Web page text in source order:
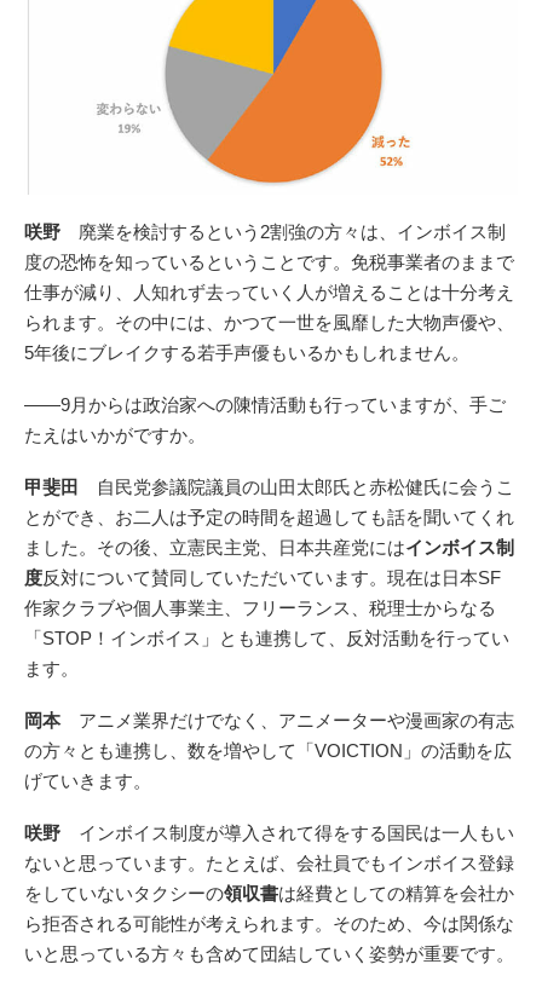
咲野 廃業を検討するという2割強の方々は、インボイス制
度の恐怖を知っているということです。免税事業者のままで
仕事が減り、人知れず去っていく人が増えることは十分考え
られます。その中には、かつて一世を風靡した大物声優や、
5年後にブレイクする若手声優もいるかもしれません。
――9月からは政治家への陳情活動も行っていますが、手ご
たえはいかがですか。
甲斐田
自民党参議院議員の山田太郎氏と赤松健氏に会うこ
とができ、お二人は予定の時間を超過しても話を聞いてくれ
ました。その後、立憲民主党、日本共産党にはインボイス制
度反対について賛同していただいています。現在は日本SF
作家クラブや個人事業主、フリーランス、税理士からなる
「STOP！インボイス」とも連携して、反対活動を行ってい
ます。
岡本アニメ業界だけでなく、アニメーターや漫画家の有志
の方々とも連携し、数を増やして「VOICTION」の活動を広
げていきます。
咲野 インボイス制度が導入されて得をする国民は一人もい
ないと思っています。たとえば、会社員でもインボイス登録
をしていないタクシーの領収書は経費としての精算を会社か
ら拒否される可能性が考えられます。そのため、今は関係な
いと思っている方々も含めて団結していく姿勢が重要です。